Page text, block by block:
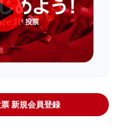
新規会員登録